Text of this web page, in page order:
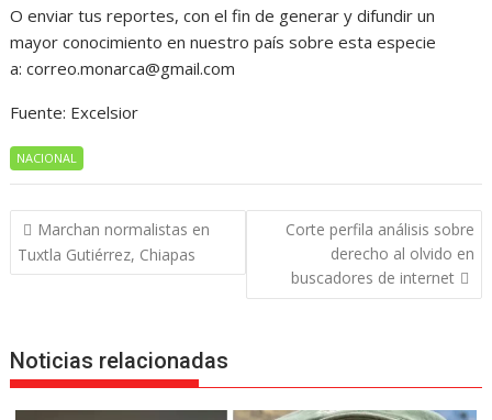
O enviar tus reportes, con el fin de generar y difundir un
mayor conocimiento en nuestro país sobre esta especie
a: correo.monarca@gmail.com
Fuente: Excelsior
NACIONAL
Navegación
de
entradas
Marchan normalistas en
Tuxtla Gutiérrez, Chiapas
Corte perfila análisis sobre
derecho al olvido en
buscadores de internet
Noticias relacionadas